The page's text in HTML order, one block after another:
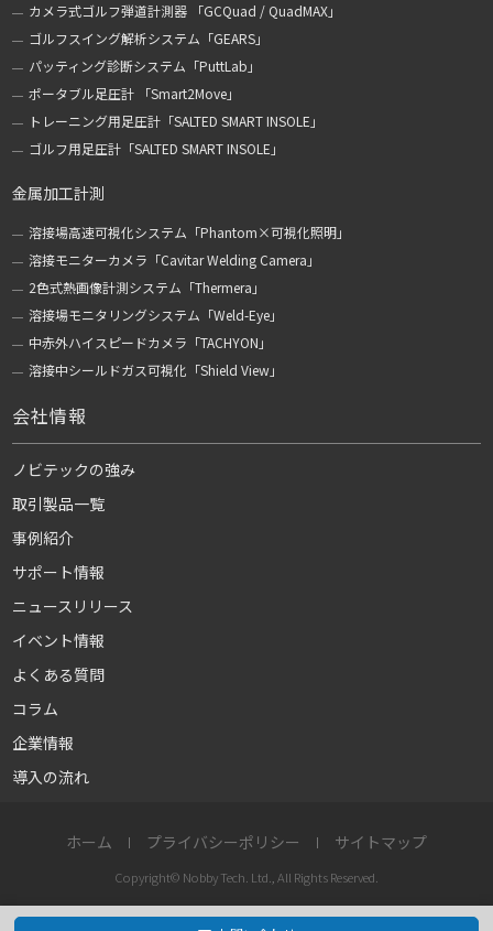
カメラ式ゴルフ弾道計測器 「GCQuad / QuadMAX」
ゴルフスイング解析システム「GEARS」
パッティング診断システム「PuttLab」
ポータブル足圧計 「Smart2Move」
トレーニング用足圧計「SALTED SMART INSOLE」
ゴルフ用足圧計「SALTED SMART INSOLE」
金属加工計測
溶接場高速可視化システム「Phantom×可視化照明」
溶接モニターカメラ「Cavitar Welding Camera」
2色式熱画像計測システム「Thermera」
溶接場モニタリングシステム「Weld-Eye」
中赤外ハイスピードカメラ「TACHYON」
溶接中シールドガス可視化「Shield View」
会社情報
ノビテックの強み
取引製品一覧
事例紹介
サポート情報
ニュースリリース
イベント情報
よくある質問
コラム
企業情報
導入の流れ
ホーム プライバシーポリシー サイトマップ
Copyright© Nobby Tech. Ltd., All Rights Reserved.